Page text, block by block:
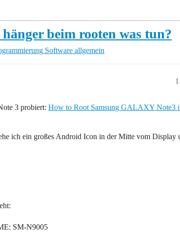
beim rooten was tun?
Software allgemein
1
3 probiert: How to Root Samsung GALAXY Note3
ich ein großes Android Icon in der Mitte vom Display
SM-N9005